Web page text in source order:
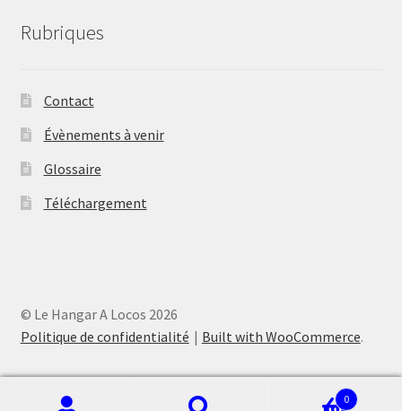
Rubriques
Contact
Évènements à venir
Glossaire
Téléchargement
© Le Hangar A Locos 2026
Politique de confidentialité
Built with WooCommerce.
0